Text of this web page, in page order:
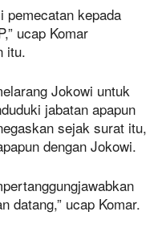
pemecatan kepada
ucap Komar
itu.
Jokowi untuk
jabatan apapun
sejak surat itu,
dengan Jokowi.
datang,” ucap Komar.